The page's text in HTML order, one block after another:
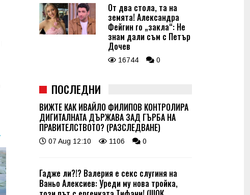
От два стола, та на
земята! Александра
Фейгин го „закла“: Не
знам дали съм с Петър
Дочев
16744 0
ПОСЛЕДНИ
ВИЖТЕ КАК ИВАЙЛО ФИЛИПОВ КОНТРОЛИРА
ДИГИТАЛНАТА ДЪРЖАВА ЗАД ГЪРБА НА
ПРАВИТЕЛСТВОТО? (РАЗСЛЕДВАНЕ)
07 Aug 12:10 1106 0
Гадже ли?!? Валерия е секс слугиня на
Ваньо Алексиев: Уреди му нова тройка,